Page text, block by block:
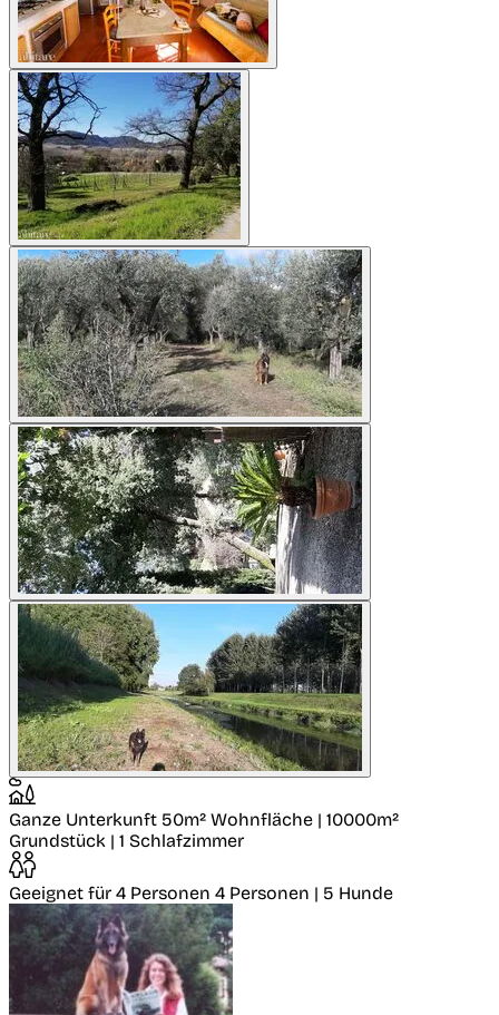
Ganze Unterkunft 50m² Wohnfläche | 10000m²
Grundstück | 1 Schlafzimmer
Geeignet für 4 Personen 4 Personen | 5 Hunde